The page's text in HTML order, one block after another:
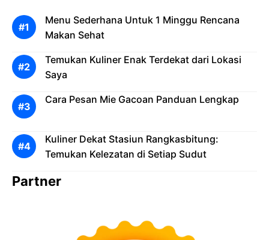
Menu Sederhana Untuk 1 Minggu Rencana
Makan Sehat
Temukan Kuliner Enak Terdekat dari Lokasi
Saya
Cara Pesan Mie Gacoan Panduan Lengkap
Kuliner Dekat Stasiun Rangkasbitung:
Temukan Kelezatan di Setiap Sudut
Partner